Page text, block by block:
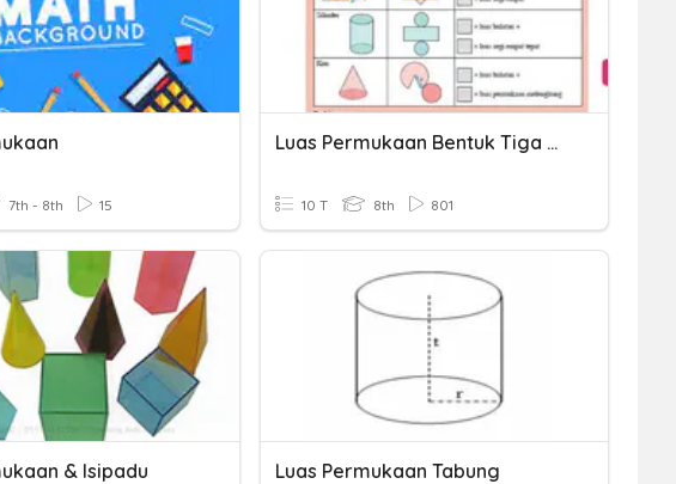
7th - 8th 15
Luas Permukaan Bentuk Tiga Dimensi
10 T 8th 801
& Isipadu Luas Permukaan Tabung